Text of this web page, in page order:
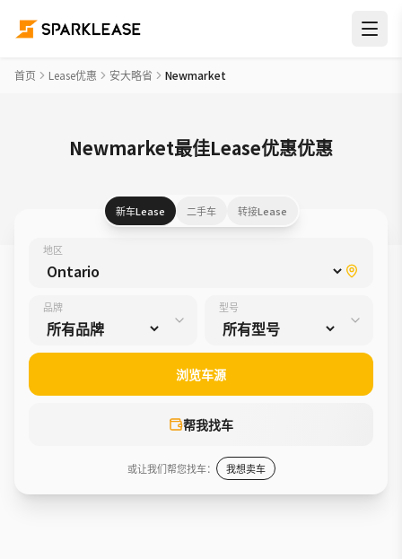
首页 Lease优惠 安大略省 Newmarket
Newmarket最佳Lease优惠优惠
新车Lease 二手车 转接Lease
地区
品牌 型号
帮我找车
浏览车源
或让我们帮您找车： 我想卖车